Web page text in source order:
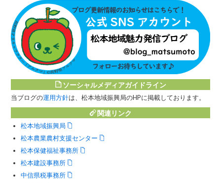
ソーシャルメディアガイドライン
当ブログの運用方針は、松本地域振興局のHPに掲載しております。
関連リンク
松本地域振興局
松本農業農村支援センター
松本保健福祉事務所
松本建設事務所
中信県税事務所